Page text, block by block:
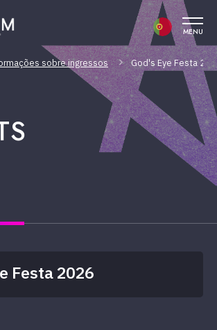
MENU
sobre ingressos God's Eye Festa
Festa 2026